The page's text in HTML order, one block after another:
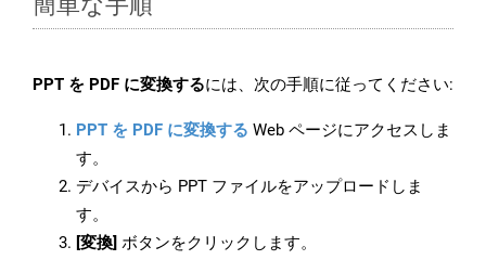
PPT を PDF に変換するには、次の手順に従ってください:
PPT を PDF に変換する Web ページにアクセスしま
す。
デバイスから PPT ファイルをアップロードしま
す。
[変換] ボタンをクリックします。